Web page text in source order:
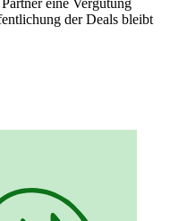
eine Vergütung
der Deals bleibt